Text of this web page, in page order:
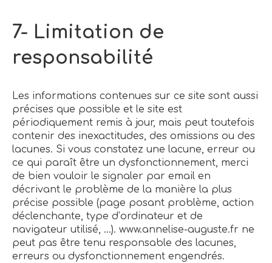
7- Limitation de
responsabilité
Les informations contenues sur ce site sont aussi
précises que possible et le site est
périodiquement remis à jour, mais peut toutefois
contenir des inexactitudes, des omissions ou des
lacunes. Si vous constatez une lacune, erreur ou
ce qui paraît être un dysfonctionnement, merci
de bien vouloir le signaler par email en
décrivant le problème de la manière la plus
précise possible (page posant problème, action
déclenchante, type d’ordinateur et de
navigateur utilisé, …). www.annelise-auguste.fr ne
peut pas être tenu responsable des lacunes,
erreurs ou dysfonctionnement engendrés.